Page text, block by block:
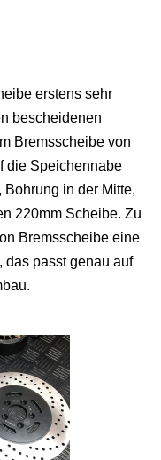
erstens sehr
bescheidenen
Bremsscheibe von
die Speichennabe
in der Mitte,
220mm Scheibe. Zu
Bremsscheibe eine
das passt genau auf